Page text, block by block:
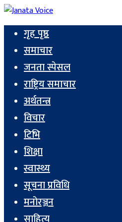
गृह पृष्ठ
समाचार
जनता स्पेसल
राष्ट्रिय समाचार
अर्थतन्त्र
विचार
टिभि
शिक्षा
स्वास्थ्य
सूचना प्रविधि
मनोरञ्जन